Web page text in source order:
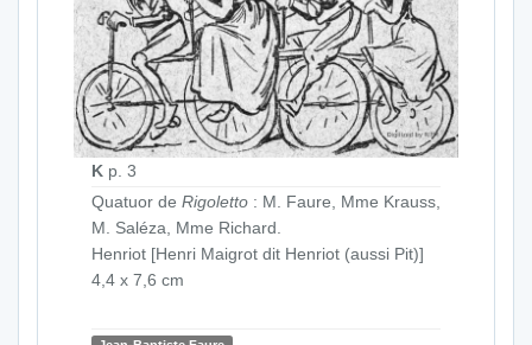
K p. 3
Quatuor de Rigoletto : M. Faure, Mme Krauss,
M. Saléza, Mme Richard.
Henriot [Henri Maigrot dit Henriot (aussi Pit)]
4,4 x 7,6 cm